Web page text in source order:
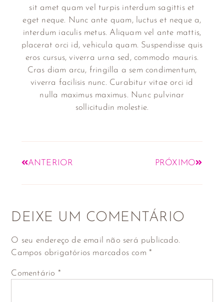
sit amet quam vel turpis interdum sagittis et
eget neque. Nunc ante quam, luctus et neque a,
interdum iaculis metus. Aliquam vel ante mattis,
placerat orci id, vehicula quam. Suspendisse quis
eros cursus, viverra urna sed, commodo mauris.
Cras diam arcu, fringilla a sem condimentum,
viverra facilisis nunc. Curabitur vitae orci id
nulla maximus maximus. Nunc pulvinar
sollicitudin molestie.
ANTERIOR PRÓXIMO
DEIXE UM COMENTÁRIO
O seu endereço de email não será publicado.
Campos obrigatórios marcados com *
Comentário *